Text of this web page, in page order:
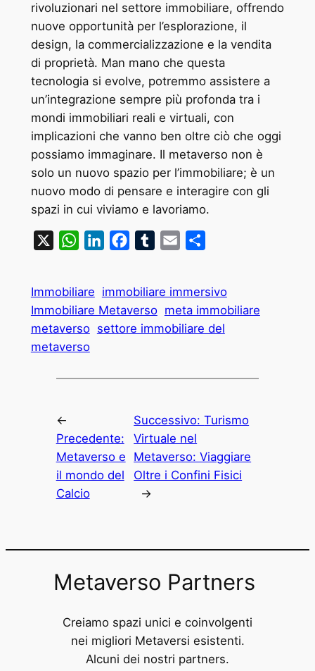
rivoluzionari nel settore immobiliare, offrendo
nuove opportunità per l’esplorazione, il
design, la commercializzazione e la vendita
di proprietà. Man mano che questa
tecnologia si evolve, potremmo assistere a
un’integrazione sempre più profonda tra i
mondi immobiliari reali e virtuali, con
implicazioni che vanno ben oltre ciò che oggi
possiamo immaginare. Il metaverso non è
solo un nuovo spazio per l’immobiliare; è un
nuovo modo di pensare e interagire con gli
spazi in cui viviamo e lavoriamo.
WhatsAppLinkedInFacebookTumblrEmail
Immobiliare immobiliare immersivo
Immobiliare Metaverso meta immobiliare
metaverso settore immobiliare del
metaverso
←
Precedente:
Metaverso e
il mondo del
Calcio
Successivo:Turismo
Virtuale nel
Metaverso: Viaggiare
Oltre i Confini Fisici
→
Metaverso Partners
Creiamo spazi unici e coinvolgenti
nei migliori Metaversi esistenti.
Alcuni dei nostri partners.